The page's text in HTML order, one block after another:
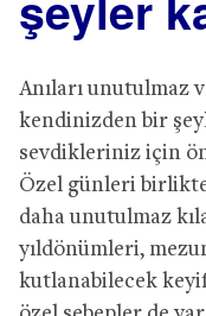
Anıları unutulmaz
kendinizden bir
sevdikleriniz için
Özel günleri
daha unutulmaz
yıldönümleri,
kutlanabilecek